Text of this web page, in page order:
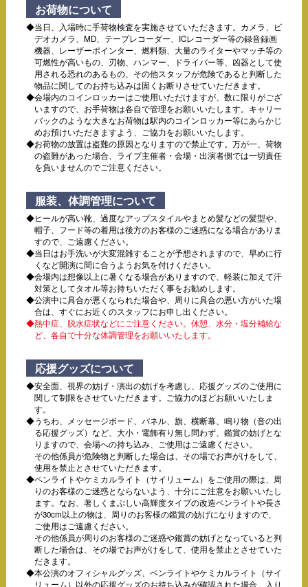
お荷物について
当日、入場時に手荷物検査を実施させていただきます。カメラ、ビ
デオカメラ、MD、テープレコーダー、ICレコーダー等の録音録画
機器、レーザーポインター、燃料類、大量のライターやマッチ等の
可燃性が高いもの、刃物、ハンマー、ドライバー等、凶器として使
用される恐れのあるもの、その他スタッフが危険であると判断した
物品に関してのお持ち込みは固くお断りさせていただきます。
会場内のコインロッカーはご使用いただけますが、数に限りがござ
いますので、お手荷物は各自で管理をお願いいたします。キャリー
バックのような大きなお荷物は駅内のコインロッカー等にあらかじ
めお預けいただきますよう、ご協力をお願いいたします。
お荷物の放置は盗難の原因となりますので禁止です。万が一、荷物
の盗難があった場合、ライブ主催者・会場・出演者側では一切責任
を負いませんのでご注意ください。
服装、体調管理について
ヒールが高い靴、過度なアップスタイルやまとめ髪などの髪型や、
帽子、フード等の着用は後方のお客様のご迷惑になる場合がありま
すので、ご遠慮ください。
当日はお手洗いが大変混雑することが予想されますので、早めに行
くなど開演に間に合うようお気を付けください。
会場内は想像以上に暑くなる場合がありますので、軽装に加えて汗
対策としてタオル等お持ちいただく事をお勧めします。
公演中に具合が悪くなられた場合や、周りに具合の悪い方がいた場
合は、すぐにお近くのスタッフにお申し出ください。
熱中症、脱水症状などにご注意ください。休憩、水分・塩分補給な
ど、各自で十分な体調管理をお願いいたします。
応援グッズについて
安全面、視界の妨げ・演出の妨げを考慮し、応援グッズのご使用に
関して制限をさせていただきます。ご協力のほどお願いいたしま
す。
うちわ、メッセージボード、パネル、旗、横断幕、鳴り物（音の出
る応援グッズ）など、大小・電飾有り無し問わず、鑑賞の妨げとな
りますので、会場への持ち込み、ご使用はご遠慮ください。
その他係員が危険物と判断した場合は、その場でお声がけをして、
使用を禁止とさせていただきます。
ペンライトやケミカルライト（サイリューム）をご使用の際は、周
りのお客様のご迷惑とならないよう、十分にご注意をお願いいたし
ます。なお、著しくまぶしい高輝度タイプの改造ペンライトや長さ
が30cm以上の物は、周りのお客様の鑑賞の妨げになりますので、
ご使用はご遠慮ください。
その他係員が周りのお客様のご迷惑や鑑賞の妨げとなっていると判
断した場合は、その場でお声がけをして、使用を禁止とさせていた
だきます。
本公演のオフィシャルグッズ、ペンライトやケミカルライト（サイ
リューム）以外の応援グッズのお持ち込みが確認された場合、入り